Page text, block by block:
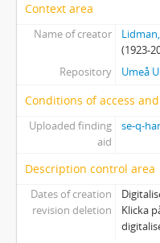
Bilaga
Context area
Name of creator
(1923-
Repository
Umeå
Conditions of access
Uploaded finding
aid
se-q-
Description control area
Dates of creation
revision deletion
Klicka